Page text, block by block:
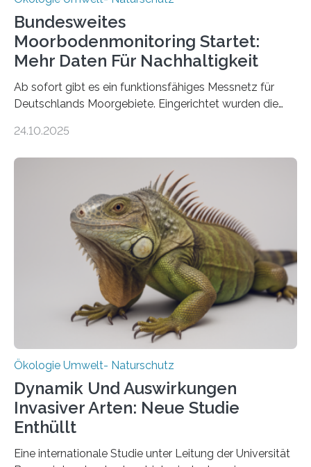
Bundesweites
Moorbodenmonitoring Startet:
Mehr Daten Für Nachhaltigkeit
Ab sofort gibt es ein funktionsfähiges Messnetz für
Deutschlands Moorgebiete. Eingerichtet wurden die
vergangenen fünf Jahren von Wissenschaftlerinnen
heutigen Donnerstag übergeben sie ihren Bericht zur
Aufbauphase an den Auftraggeber, das
Bundesministerium für Landwirtschaft, Ernährung und
Heimat. Braunschweig/Eberswalde (23. Oktober 2025).
Ein Netz aus 155 Messstationen spannt sich neuerdings
über Deutschlands Moorböden. Eingerichtet wurden sie
in den vergangenen fünf Jahren von
Wissenschaftlerinnen und Wissenschaftlern des
Thünen-Instituts für Agrarklimaschutz…
24.10.2025
Ökologie Umwelt- Naturschutz
Dynamik Und Auswirkungen
Invasiver Arten: Neue Studie
Enthüllt
Eine internationale Studie unter Leitung der Universität